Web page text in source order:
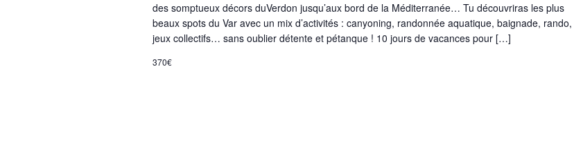
des somptueux décors duVerdon jusqu’aux bord de la Méditerranée… Tu découvriras les plus
beaux spots du Var avec un mix d’activités : canyoning, randonnée aquatique, baignade, rando,
jeux collectifs… sans oublier détente et pétanque ! 10 jours de vacances pour […]
370€